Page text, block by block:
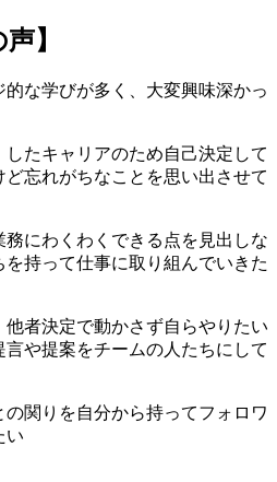
】
的な学びが多く、大変興味深かっ
したキャリアのため自己決定して
忘れがちなことを思い出させて
務にわくわくできる点を見出しな
持って仕事に取り組んでいきた
他者決定で動かさず自らやりたい
や提案をチームの人たちにして
の関りを自分から持ってフォロワ
い